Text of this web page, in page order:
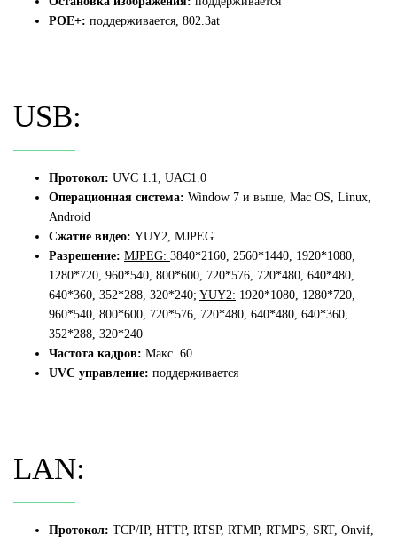
POE+: поддерживается, 802.3at
USB:
Протокол: UVC 1.1, UAC1.0
Операционная система: Window 7 и выше, Mac OS, Linux,
Android
Сжатие видео: YUY2, MJPEG
Разрешение: MJPEG: 3840*2160, 2560*1440, 1920*1080,
1280*720, 960*540, 800*600, 720*576, 720*480, 640*480,
640*360, 352*288, 320*240; YUY2: 1920*1080, 1280*720,
960*540, 800*600, 720*576, 720*480, 640*480, 640*360,
352*288, 320*240
Частота кадров: Макс. 60
UVC управление: поддерживается
LAN:
Протокол: TCP/IP, HTTP, RTSP, RTMP, RTMPS, SRT, Onvif,